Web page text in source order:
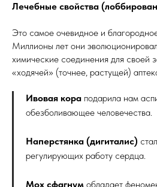
Лечебные свойства
Это самое очевидное и
Миллионы лет они
химические соединения для своей
«ходячей» (точнее, растущей)
Ивовая кора подарила нам
обезболивающее человечества.
Наперстянка (дигиталис)
регулирующих работу сердца.
Мох сфагнум обладает